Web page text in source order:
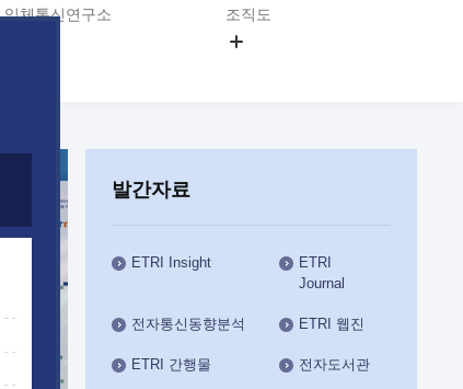
입체통신연구소
인공지능안전연구소
우주항공반도체전략연구단
대경권연구본부
호남권연구본부
기획본부
사업화본부
행정본부
대외협력부
조직도
ETRI CI
발간자료
ETRI Insight
ETRI
Journal
전자통신동향분석 ETRI 웹진
ETRI 간행물 전자도서관